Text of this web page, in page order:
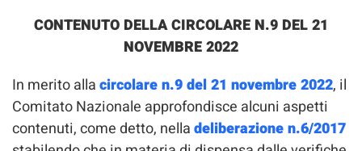
CONTENUTO DELLA CIRCOLARE N.9 DEL 21
NOVEMBRE 2022
In merito allacircolare n.9 del 21 novembre 2022, il
Comitato Nazionale approfondisce alcuni aspetti
contenuti, come detto, nelladeliberazione n.6/2017